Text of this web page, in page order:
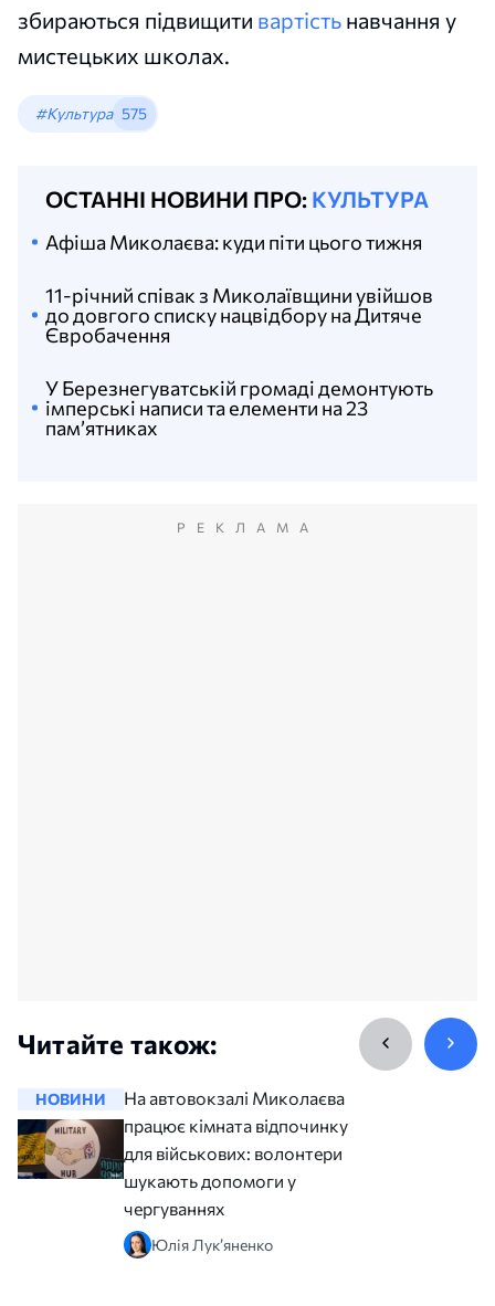
збираються підвищити вартість навчання у
мистецьких школах.
#Культура 575
ОСТАННІ НОВИНИ ПРО: КУЛЬТУРА
У Березнегуватській громаді демонтують
імперські написи та елементи на 23
пам’ятниках
11-річний співак з Миколаївщини увійшов
до довгого списку нацвідбору на Дитяче
Євробачення
Афіша Миколаєва: куди піти цього тижня
РЕКЛАМА
Читайте також:
НОВИНИ
На автовокзалі Миколаєва
працює кімната відпочинку
для військових: волонтери
шукають допомоги у
чергуваннях
Юлія Лук’яненко